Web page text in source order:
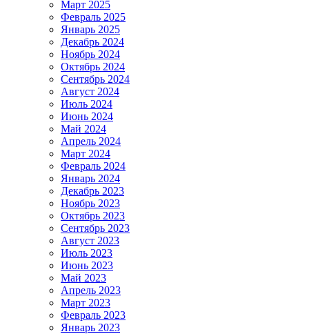
Март 2025
Февраль 2025
Январь 2025
Декабрь 2024
Ноябрь 2024
Октябрь 2024
Сентябрь 2024
Август 2024
Июль 2024
Июнь 2024
Май 2024
Апрель 2024
Март 2024
Февраль 2024
Январь 2024
Декабрь 2023
Ноябрь 2023
Октябрь 2023
Сентябрь 2023
Август 2023
Июль 2023
Июнь 2023
Май 2023
Апрель 2023
Март 2023
Февраль 2023
Январь 2023